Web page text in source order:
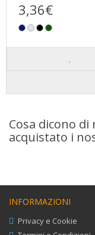
3,36€
Cosa dicono
acquistato i
INFORMAZIONI
Privacy e Cookie